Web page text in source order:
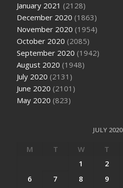
January 2021 (2128)
December 2020 (1863)
November 2020 (1954)
October 2020 (2085)
September 2020 (1942)
August 2020 (1948)
July 2020 (2131)
June 2020 (2101)
May 2020 (823)
JULY 2020
M T W T
1
2
6
7 8 9